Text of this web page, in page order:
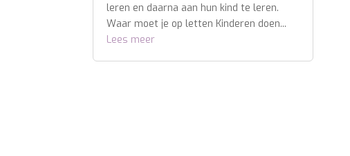
leren en daarna aan hun kind te leren.
Waar moet je op letten Kinderen doen...
Lees meer